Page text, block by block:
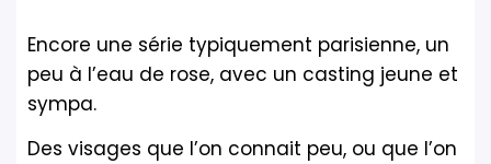
Encore une série typiquement parisienne, un
peu à l’eau de rose, avec un casting jeune et
sympa.
Des visages que l’on connait peu, ou que l’on